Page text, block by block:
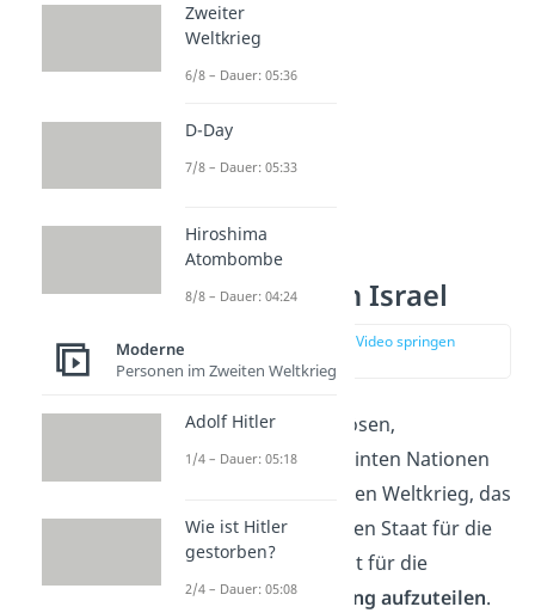
Gründung von Israel
zur Stelle im Video springen
(03:07)
Um den Konflikt zu lösen,
beschlossen die Vereinten Nationen
(UN) nach dem Zweiten Weltkrieg, das
Land Palästina
in einen Staat für die
Judenund einen Staat für die
arabische Bevölkerung aufzuteilen.
Zweiter
Weltkrieg
6/8 – Dauer: 05:36
D-Day
7/8 – Dauer: 05:33
Hiroshima
Atombombe
8/8 – Dauer: 04:24
Moderne
Personen im Zweiten Weltkrieg
Adolf Hitler
1/4 – Dauer: 05:18
Wie ist Hitler
gestorben?
2/4 – Dauer: 05:08